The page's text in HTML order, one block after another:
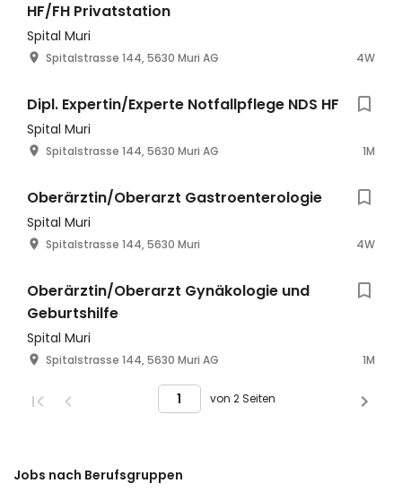
HF/FH Privatstation
Spital Muri
Spitalstrasse 144, 5630 Muri AG 4W
Dipl. Expertin/Experte Notfallpflege NDS HF
Spital Muri
Spitalstrasse 144, 5630 Muri AG 1M
Oberärztin/Oberarzt Gastroenterologie
Spital Muri
Spitalstrasse 144, 5630 Muri 4W
Oberärztin/Oberarzt Gynäkologie und
Geburtshilfe
Spital Muri
Spitalstrasse 144, 5630 Muri AG 1M
von 2 Seiten
Jobs nach Berufsgruppen